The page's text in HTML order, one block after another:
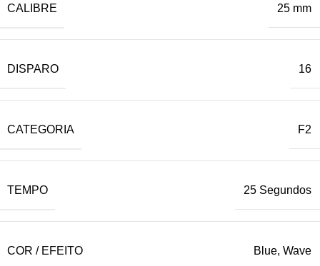
CALIBRE 25 mm
DISPARO 16
CATEGORIA F2
TEMPO 25 Segundos
COR / EFEITO Blue, Wave